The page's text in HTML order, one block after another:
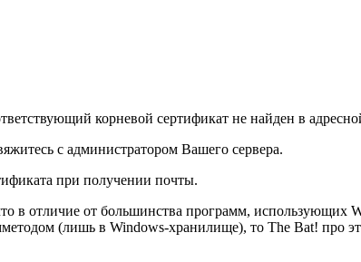
корневой сертификат не найден в
с администратором Вашего сервера.
при получении почты.
в отличие от большинства программ,
(лишь в Windows-хранилище), то The Bat! про